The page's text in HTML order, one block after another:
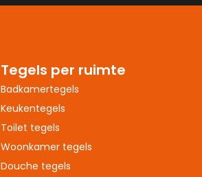
Tegels per ruimte
Badkamertegels
Keukentegels
Toilet tegels
Woonkamer tegels
Douche tegels